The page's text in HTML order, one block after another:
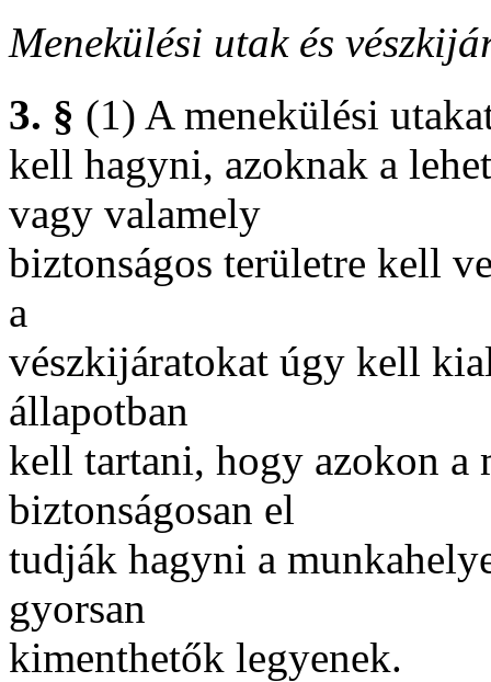
Menekülési utak és
3. § (1) A menekülési
kell hagyni, azoknak a
vagy valamely
biztonságos területre kell
a
vészkijáratokat úgy kell
állapotban
kell tartani, hogy azokon a
biztonságosan el
tudják hagyni a
gyorsan
kimenthetők legyenek.